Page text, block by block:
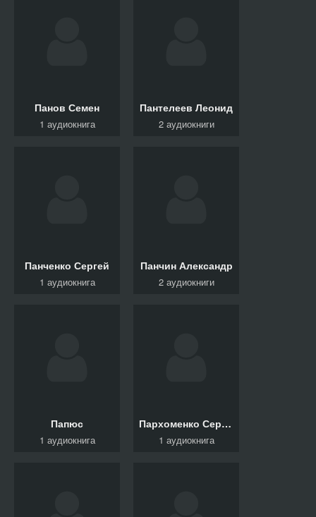
Панов Семен
1 аудиокнига
Пантелеев Леонид
2 аудиокниги
Панченко Сергей
1 аудиокнига
Панчин Александр
2 аудиокниги
Папюс
1 аудиокнига
Пархоменко Сергей
1 аудиокнига